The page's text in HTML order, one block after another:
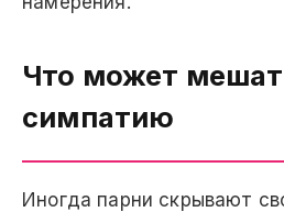
Что может
симпатию
Иногда парни скрывают